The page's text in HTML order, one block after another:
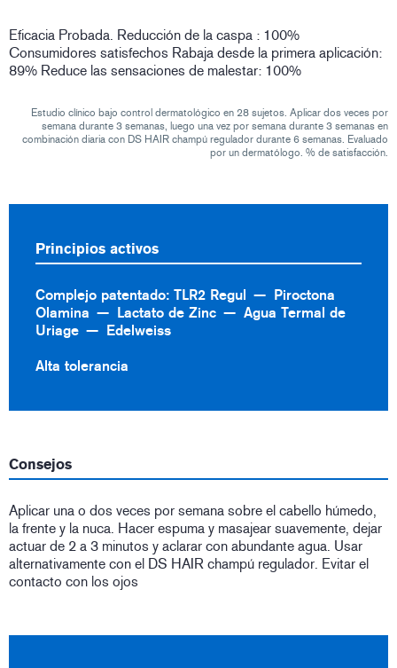
Eficacia Probada. Reducción de la caspa : 100%
Consumidores satisfechos Rabaja desde la primera aplicación:
89% Reduce las sensaciones de malestar: 100%
Estudio clínico bajo control dermatológico en 28 sujetos. Aplicar dos veces por
semana durante 3 semanas, luego una vez por semana durante 3 semanas en
combinación diaria con DS HAIR champú regulador durante 6 semanas. Evaluado
por un dermatólogo. % de satisfacción.
Principios activos
Complejo patentado: TLR2 Regul
Piroctona
Olamina
Lactato de Zinc
Agua Termal de
Uriage
Edelweiss
Alta tolerancia
Consejos
Aplicar una o dos veces por semana sobre el cabello húmedo,
la frente y la nuca. Hacer espuma y masajear suavemente, dejar
actuar de 2 a 3 minutos y aclarar con abundante agua. Usar
alternativamente con el DS HAIR champú regulador. Evitar el
contacto con los ojos